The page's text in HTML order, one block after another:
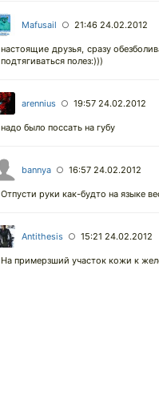
Mafusail ○ 21:46 24.02.2012
настоящие друзья, сразу
подтягиваться полез:)))
arennius ○ 19:57 24.02.2012
надо было поссать на губу
bannya ○ 16:57 24.02.2012
Отпусти руки как-будто на языке
Antithesis ○ 15:21 24.02.2012
На примерзший участок кожи к